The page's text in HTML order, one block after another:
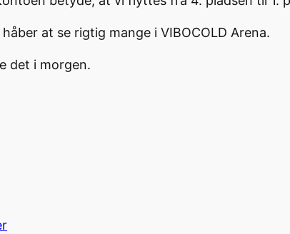
at se rigtig mange i VIBOCOLD Arena.
det i morgen.